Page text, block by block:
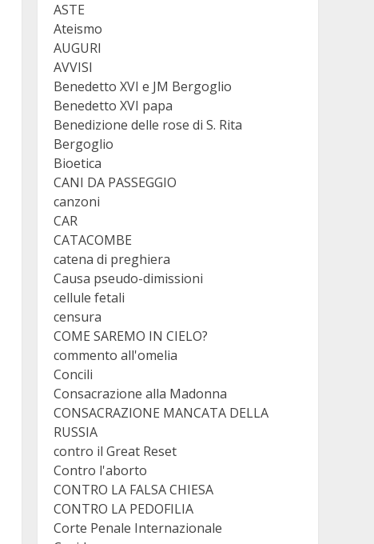
ASTE
Ateismo
AUGURI
AVVISI
Benedetto XVI e JM Bergoglio
Benedetto XVI papa
Benedizione delle rose di S. Rita
Bergoglio
Bioetica
CANI DA PASSEGGIO
canzoni
CAR
CATACOMBE
catena di preghiera
Causa pseudo-dimissioni
cellule fetali
censura
COME SAREMO IN CIELO?
commento all'omelia
Concili
Consacrazione alla Madonna
CONSACRAZIONE MANCATA DELLA
RUSSIA
contro il Great Reset
Contro l'aborto
CONTRO LA FALSA CHIESA
CONTRO LA PEDOFILIA
Corte Penale Internazionale